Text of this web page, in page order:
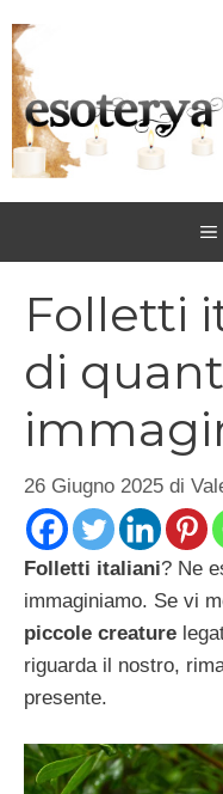
al
contenuto
Folletti
di
26 Giugno 2025 di
Folletti italiani? Ne
immaginiamo. Se vi
piccole creature
riguarda il nostro,
presente.